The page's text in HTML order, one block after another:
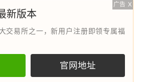
广告 X
新版本
交易所之一，新用户注册即领专属福
官网地址